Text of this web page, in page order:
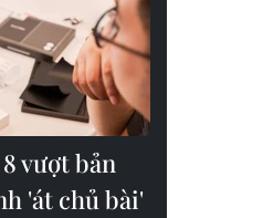
vượt bản
'át chủ bài'